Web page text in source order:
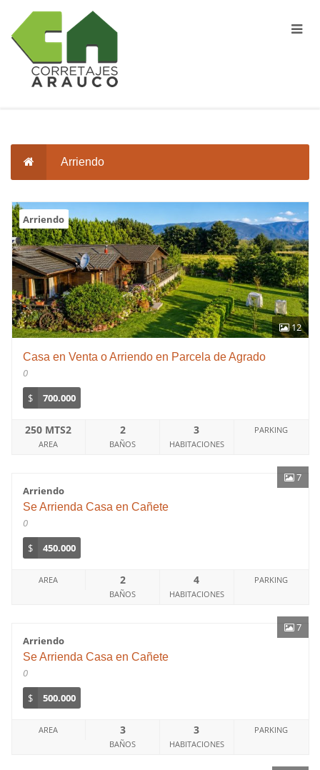
Arriendo
12
Arriendo
Casa en Venta o Arriendo en Parcela de Agrado
0
$
700.000
250 MTS2
AREA
2
BAÑOS
3
HABITACIONES
PARKING
7
Arriendo
Se Arrienda Casa en Cañete
0
$
450.000
AREA 2
BAÑOS
4
HABITACIONES
PARKING
7
Arriendo
Se Arrienda Casa en Cañete
0
$
500.000
AREA 3
BAÑOS
3
HABITACIONES
PARKING